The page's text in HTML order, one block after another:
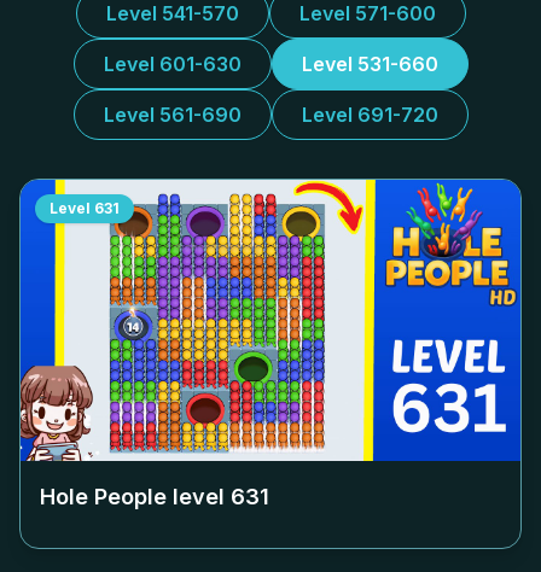
Level 541-570 Level 571-600
Level 601-630 Level 531-660
Level 561-690 Level 691-720
Level 631
Hole People level 631